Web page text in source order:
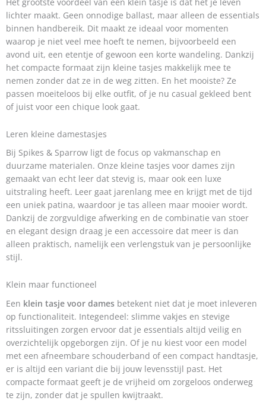
lichter maakt. Geen onnodige ballast, maar alleen de essentials
binnen handbereik. Dit maakt ze ideaal voor momenten
waarop je niet veel mee hoeft te nemen, bijvoorbeeld een
avond uit, een etentje of gewoon een korte wandeling. Dankzij
het compacte formaat zijn kleine tasjes makkelijk mee te
nemen zonder dat ze in de weg zitten. En het mooiste? Ze
passen moeiteloos bij elke outfit, of je nu casual gekleed bent
of juist voor een chique look gaat.
Leren kleine damestasjes
Bij Spikes & Sparrow ligt de focus op vakmanschap en
duurzame materialen. Onze kleine tasjes voor dames zijn
gemaakt van echt leer dat stevig is, maar ook een luxe
uitstraling heeft. Leer gaat jarenlang mee en krijgt met de tijd
een uniek patina, waardoor je tas alleen maar mooier wordt.
Dankzij de zorgvuldige afwerking en de combinatie van stoer
en elegant design draag je een accessoire dat meer is dan
alleen praktisch, namelijk een verlengstuk van je persoonlijke
stijl.
Klein maar functioneel
Een klein tasje voor dames betekent niet dat je moet inleveren
op functionaliteit. Integendeel: slimme vakjes en stevige
ritssluitingen zorgen ervoor dat je essentials altijd veilig en
overzichtelijk opgeborgen zijn. Of je nu kiest voor een model
met een afneembare schouderband of een compact handtasje,
er is altijd een variant die bij jouw levensstijl past. Het
compacte formaat geeft je de vrijheid om zorgeloos onderweg
te zijn, zonder dat je spullen kwijtraakt.